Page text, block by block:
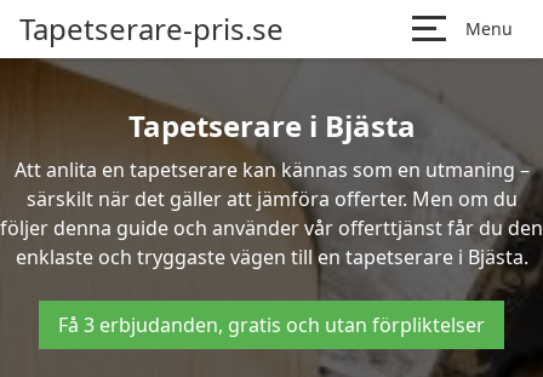
Tapetserare-pris.se Menu
Tapetserare i Bjästa
Att anlita en tapetserare kan kännas som en utmaning –
särskilt när det gäller att jämföra offerter. Men om du
följer denna guide och använder vår offerttjänst får du den
enklaste och tryggaste vägen till en tapetserare i Bjästa.
Få 3 erbjudanden, gratis och utan förpliktelser